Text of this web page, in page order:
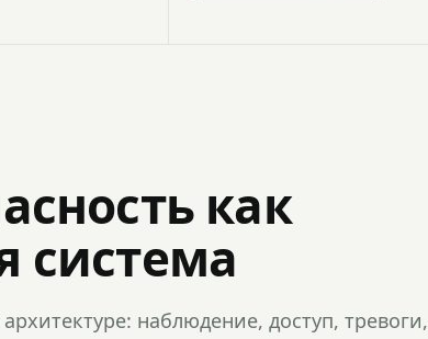
как
система
наблюдение, доступ, тревоги,